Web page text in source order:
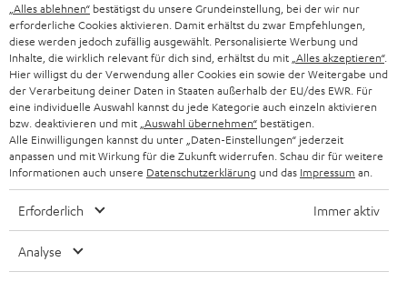
BLUETOOTH-LAUTSPRECHER
KOPFHÖRER
BLUETOOTH-KOPFHÖRER
STEREOANLAGEN
LAUTSPRECHER
ULTIMA-SERIE
IN-EAR-KOPFHÖRER
PARTNERPROGRAMM
BLOG
NEWSLETTER
STORES
DEINE VORTEILE BEI TEUFEL
UNSER MANAGEMENT
SCHWEIZ
NIEDERLANDE
BELGIEN
FRANKREICH
POLEN
SPANIEN
„Alles ablehnen“ bestätigst du unsere Grundeinstellung, bei der wir nur
erforderliche Cookies aktivieren. Damit erhältst du zwar Empfehlungen,
diese werden jedoch zufällig ausgewählt. Personalisierte Werbung und
Inhalte, die wirklich relevant für dich sind, erhältst du mit „Alles akzeptieren“.
Hier willigst du der Verwendung aller Cookies ein sowie der Weitergabe und
der Verarbeitung deiner Daten in Staaten außerhalb der EU/des EWR. Für
eine individuelle Auswahl kannst du jede Kategorie auch einzeln aktivieren
bzw. deaktivieren und mit „Auswahl übernehmen“ bestätigen.
Alle Einwilligungen kannst du unter „Daten-Einstellungen“ jederzeit
anpassen und mit Wirkung für die Zukunft widerrufen. Schau dir für weitere
Informationen auch unsere Datenschutzerklärung und das Impressum an.
Erforderlich Immer aktiv
Analyse